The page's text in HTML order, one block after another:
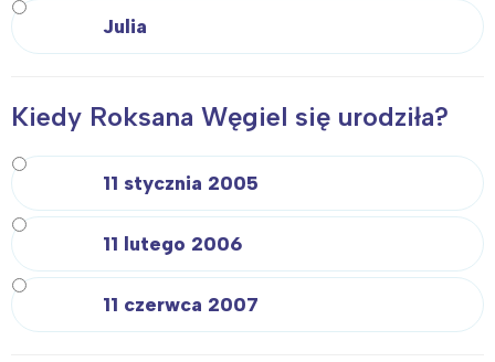
Julia
Kiedy Roksana Węgiel się urodziła?
11 stycznia 2005
11 lutego 2006
11 czerwca 2007